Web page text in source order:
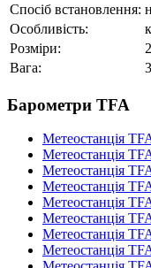
Спосіб встановлення:
Особливість:
Розміри:
Вага:
Барометри TFA
Метеостанція
Метеостанція
Метеостанція
Метеостанція
Метеостанція
Метеостанція
Метеостанція
Метеостанція